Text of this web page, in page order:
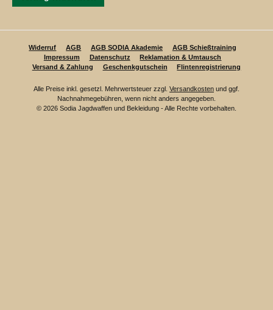
Widerruf AGB AGB SODIA Akademie
AGB Schießtraining
Impressum
Datenschutz
Reklamation & Umtausch
Versand & Zahlung
Geschenkgutschein Flintenregistrierung
Alle Preise inkl. gesetzl. Mehrwertsteuer zzgl. Versandkosten und ggf.
Nachnahmegebühren, wenn nicht anders angegeben.
© 2026 Sodia Jagdwaffen und Bekleidung - Alle Rechte vorbehalten.